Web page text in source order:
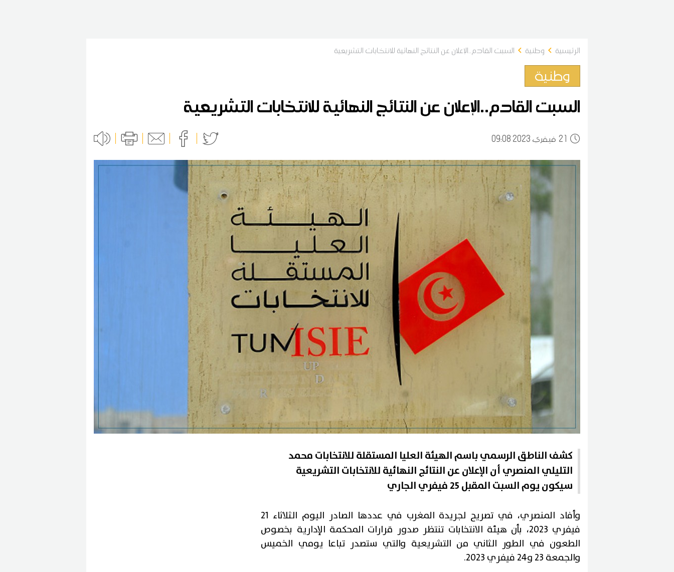
الرئيسية وطنية السبت القادم..الإعلان عن النتائج النهائية للانتخابات التشريعية
وطنية
السبت القادم..الإعلان عن النتائج النهائية للانتخابات التشريعية
21 09:08 2023 فيفري
كشف الناطق الرسمي باسم الهيئة العليا المستقلة للانتخابات محمد
التليلي المنصري أن الإعلان عن النتائج النهائية للانتخابات التشريعية
سيكون يوم السبت المقبل 25 فيفري الجاري
وأفاد المنصري، في تصريح لجريدة المغرب في عددها الصادر اليوم الثلاثاء 21
فيفري 2023، بأن هيئة الانتخابات تنتظر صدور قرارات المحكمة الإدارية بخصوص
الطعون في الطور الثاني من التشريعية والتي ستصدر تباعا يومي الخميس
والجمعة 23 و24 فيفري 2023.